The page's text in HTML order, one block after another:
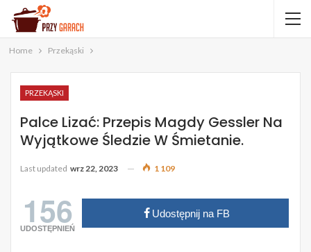
Home Przekąski
PRZEKĄSKI
Palce Lizać: Przepis Magdy Gessler Na
Wyjątkowe Śledzie W Śmietanie.
Last updated wrz 22, 2023 1 109
156
UDOSTĘPNIEŃ
Udostępnij na FB